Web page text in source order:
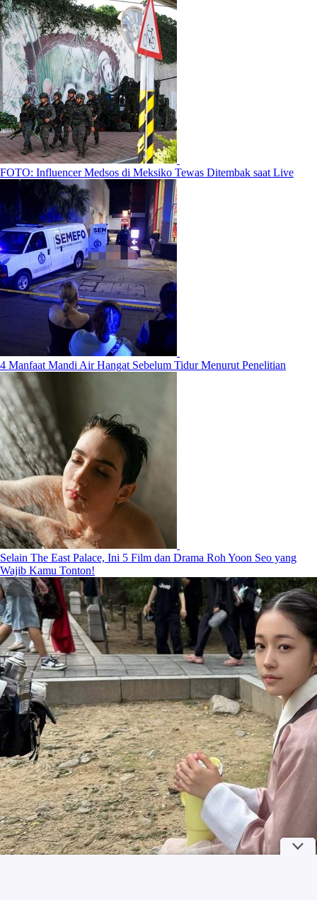
FOTO: Influencer Medsos di Meksiko Tewas Ditembak saat Live
4 Manfaat Mandi Air Hangat Sebelum Tidur Menurut Penelitian
Selain The East Palace, Ini 5 Film dan Drama Roh Yoon Seo yang
Wajib Kamu Tonton!